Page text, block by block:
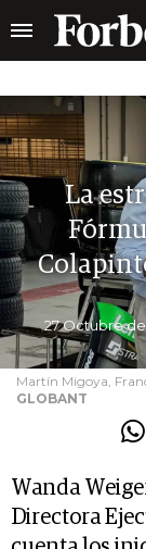
La
27 Octubre
Martín Migoya,
GLOBANT
Wanda
Directora